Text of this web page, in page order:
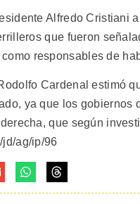
Alfredo Cristiani
que fueron
responsables de
Cardenal estimó
ya que los
que según
jd/ag/ip/96